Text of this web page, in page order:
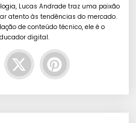
Lucas Andrade traz uma paixão
atento às tendências do mercado.
de conteúdo técnico, ele é o
digital.